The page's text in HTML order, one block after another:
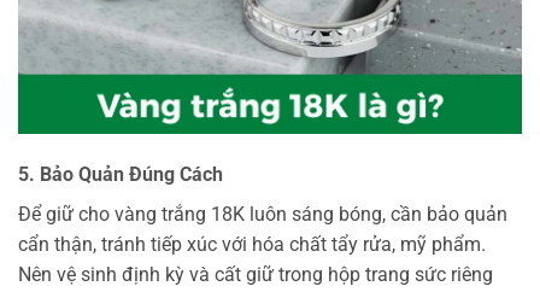
5. Bảo Quản Đúng Cách
Để giữ cho vàng trắng 18K luôn sáng bóng, cần bảo quản
cẩn thận, tránh tiếp xúc với hóa chất tẩy rửa, mỹ phẩm.
Nên vệ sinh định kỳ và cất giữ trong hộp trang sức riêng